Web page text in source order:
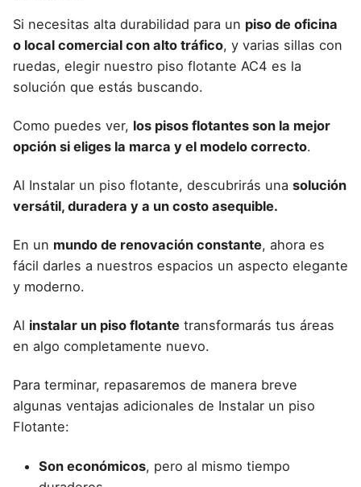
Si necesitas alta durabilidad para un piso de oficina
o local comercial con alto tráfico, y varias sillas con
ruedas, elegir nuestro piso flotante AC4 es la
solución que estás buscando.
Como puedes ver, los pisos flotantes son la mejor
opción si eliges la marca y el modelo correcto.
Al Instalar un piso flotante, descubrirás una solución
versátil, duradera y a un costo asequible.
En un mundo de renovación constante, ahora es
fácil darles a nuestros espacios un aspecto elegante
y moderno.
Al instalar un piso flotante transformarás tus áreas
en algo completamente nuevo.
Para terminar, repasaremos de manera breve
algunas ventajas adicionales de Instalar un piso
Flotante:
Son económicos, pero al mismo tiempo